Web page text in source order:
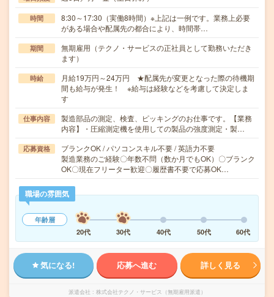
時間
8:30～17:30（実働8時間）※上記は一例です。業務上必要
がある場合や配属先の都合により、時間帯…
期間
無期雇用（テクノ・サービスの正社員として勤務いただき
ます）
時給
月給19万円～24万円 ★配属先が変更となった際の待機期
間も給与が発生！ ※給与は経験などを考慮して決定しま
す
仕事内容
製造部品の測定、検査、ピッキングのお仕事です。【業務
内容】・圧縮測定機を使用しての製品の強度測定・製…
応募資格
ブランクOK / パソコンスキル不要 / 英語力不要
製造業務のご経験〇年数不問（数か月でもOK）〇ブランク
OK〇現在フリーター歓迎〇履歴書不要で応募OK…
職場の雰囲気
年齢層
20代
30代 40代 50代 60代
気になる! 応募へ進む 詳しく見る
派遣会社 株式会社テクノ・サービス（無期雇用派遣）